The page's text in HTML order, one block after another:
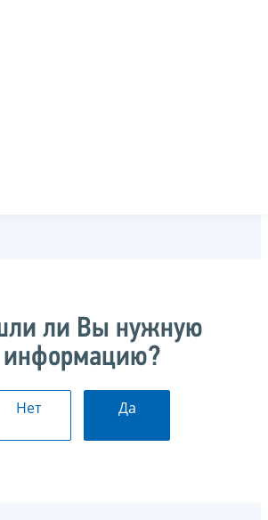
ли Вы нужную
информацию?
Нет Да